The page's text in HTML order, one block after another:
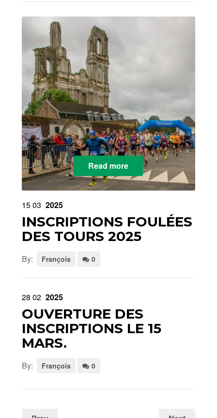
Read more
1503 2025
INSCRIPTIONS FOULÉES
DES TOURS 2025
By: François 0
28 02 2025
OUVERTURE DES
INSCRIPTIONS LE 15
MARS.
By: François 0